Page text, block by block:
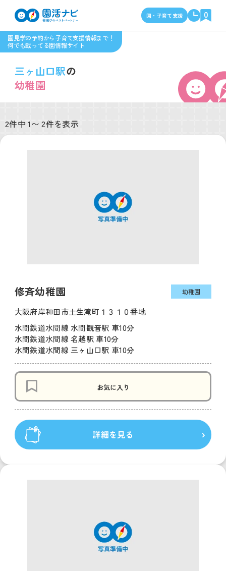
園見学の予約から子育て支援情報まで！
何でも載ってる園情報サイト
園・子育て支援 0
三ヶ山口駅の
幼稚園
2件中 1〜 2件を表示
修斉幼稚園 幼稚園
大阪府岸和田市土生滝町１３１０番地
水間鉄道水間線 水間観音駅 車10分
水間鉄道水間線 名越駅 車10分
水間鉄道水間線 三ヶ山口駅 車10分
お気に入り
詳細を見る